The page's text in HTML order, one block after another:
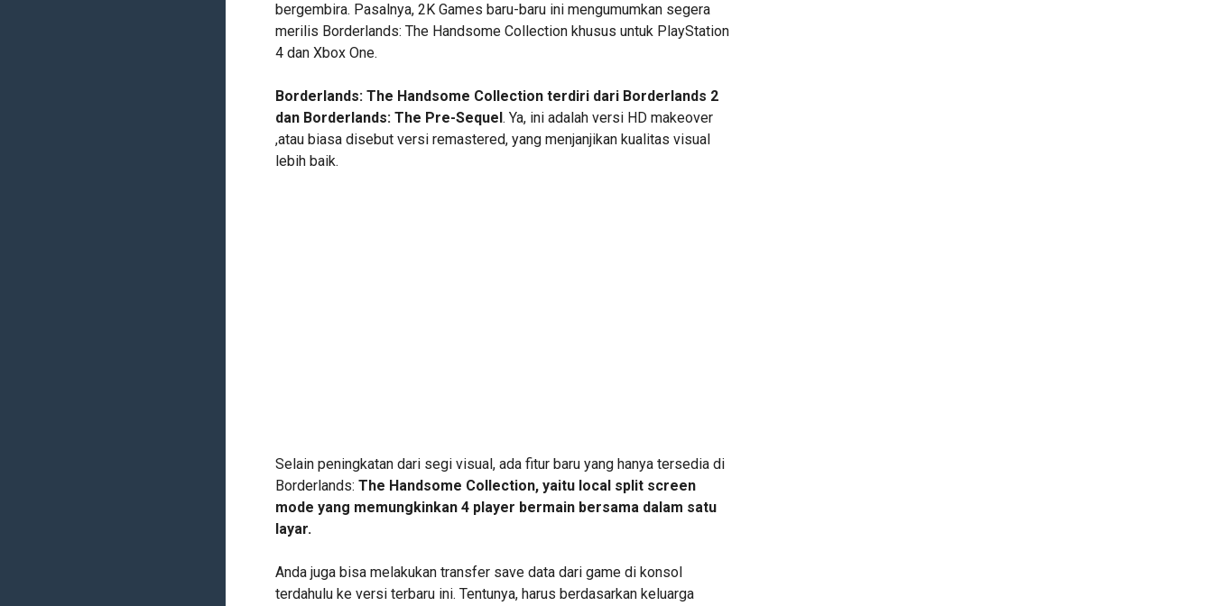
bergembira. Pasalnya, 2K Games baru-baru ini mengumumkan segera
merilis Borderlands: The Handsome Collection khusus untuk PlayStation
4 dan Xbox One.
Borderlands: The Handsome Collection terdiri dari Borderlands 2
dan Borderlands: The Pre-Sequel. Ya, ini adalah versi HD makeover
,atau biasa disebut versi remastered, yang menjanjikan kualitas visual
lebih baik.
Selain peningkatan dari segi visual, ada fitur baru yang hanya tersedia di
Borderlands: The Handsome Collection, yaitu local split screen
mode yang memungkinkan 4 player bermain bersama dalam satu
layar.
Anda juga bisa melakukan transfer save data dari game di konsol
terdahulu ke versi terbaru ini. Tentunya, harus berdasarkan keluarga